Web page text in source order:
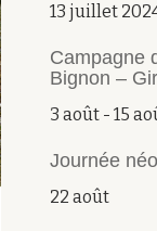
13 juillet
Campagne
Bignon –
3 août - 15
Journée néo
22 août